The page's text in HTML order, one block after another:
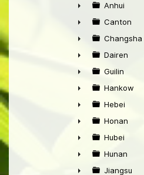
►
Anhui
►
Canton
►
Changsha
►
Dairen
►
Guilin
►
Hankow
►
Hebei
►
Honan
►
Hubei
►
Hunan
Jiangsu